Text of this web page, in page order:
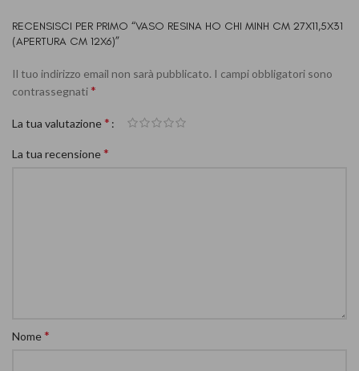
RECENSISCI PER PRIMO “VASO RESINA HO CHI MINH CM 27X11,5X31
(APERTURA CM 12X6)”
Il tuo indirizzo email non sarà pubblicato. I campi obbligatori sono
contrassegnati*
La tua valutazione*
La tua recensione*
Nome*